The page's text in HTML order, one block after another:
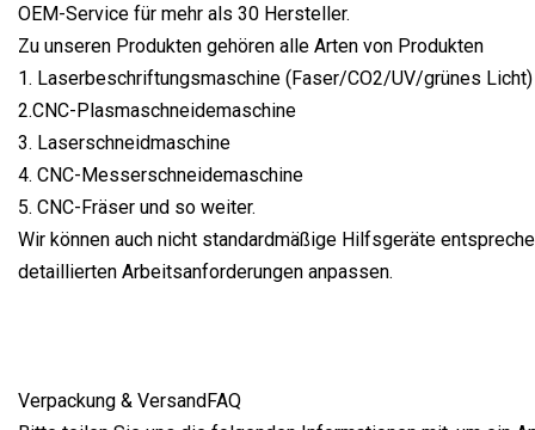
OEM-Service für mehr als 30 Hersteller.
Zu unseren Produkten gehören alle Arten von Produkten
1. Laserbeschriftungsmaschine (Faser/CO2/UV/grünes Licht)
2.CNC-Plasmaschneidemaschine
3. Laserschneidmaschine
4. CNC-Messerschneidemaschine
5. CNC-Fräser und so weiter.
Wir können auch nicht standardmäßige Hilfsgeräte
detaillierten Arbeitsanforderungen anpassen.
Verpackung & VersandFAQ